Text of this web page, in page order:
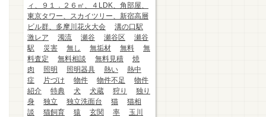
ィ、９１．２６㎡、４LDK、角部屋、
東京タワー、スカイツリー、新宿高層
ビル群、多摩川花火大会
溝の口駅
激レア
濁流 瀬谷 瀬谷区
瀬谷
駅
災害 無し 無垢材 無料
無
料査定
無料相談 無料見積
焼
肉
照明 照明器具 熱い
熱中
症
片づけ 物件 物件不足
物件
紹介
特典 犬 犬蔵 狩り
独り
身
独立 独立洗面台 猫
猫相
談
猫飼育 猿 玄関 率
玉川